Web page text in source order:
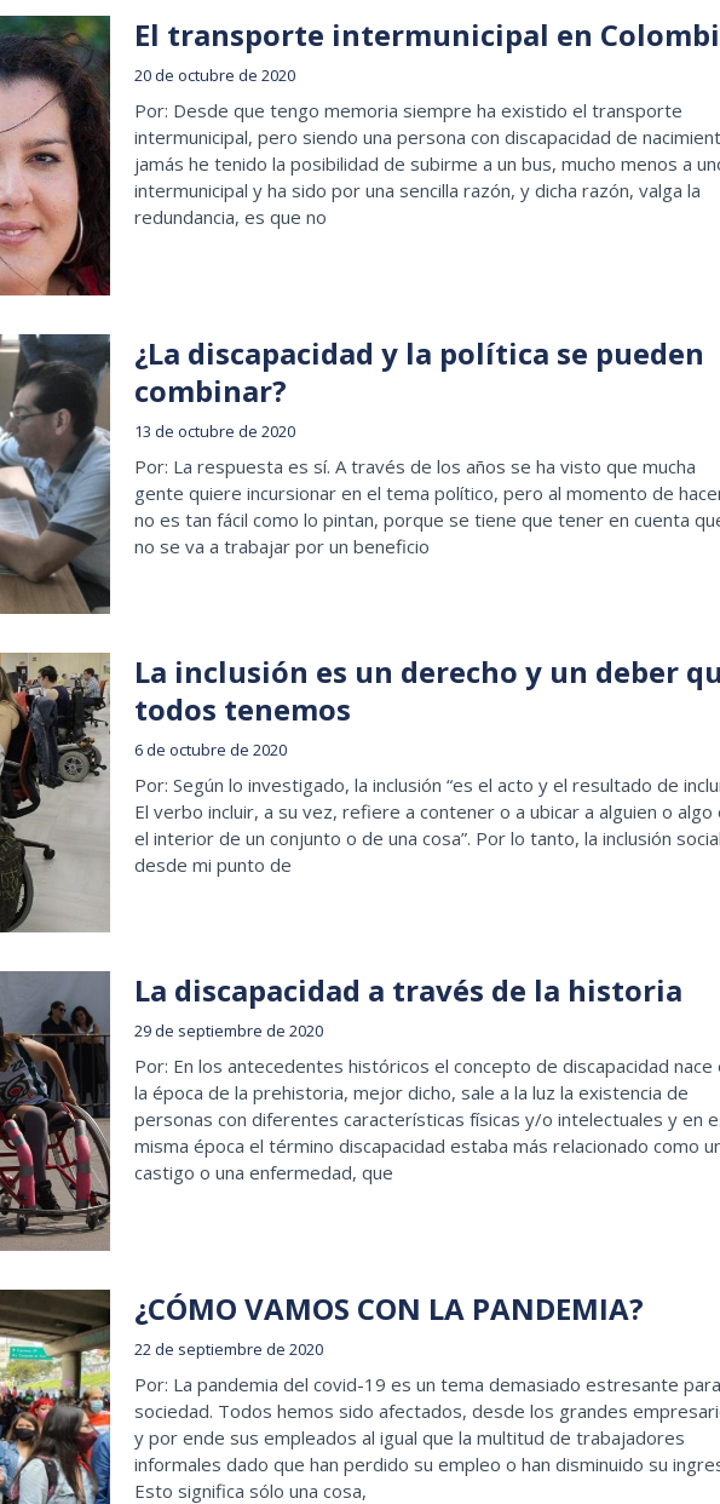
El transporte intermunicipal en
20 de octubre de 2020
Por: Desde que tengo memoria siempre ha existido el transporte
intermunicipal, pero siendo una persona con discapacidad de
jamás he tenido la posibilidad de subirme a un bus, mucho menos a
intermunicipal y ha sido por una sencilla razón, y dicha razón, valga la
redundancia, es que no
¿La discapacidad y la política se pueden
combinar?
13 de octubre de 2020
Por: La respuesta es sí. A través de los años se ha visto que mucha
gente quiere incursionar en el tema político, pero al momento de
no es tan fácil como lo pintan, porque se tiene que tener en cuenta
no se va a trabajar por un beneficio
La inclusión es un derecho y un deber
todos tenemos
6 de octubre de 2020
Por: Según lo investigado, la inclusión “es el acto y el resultado de
El verbo incluir, a su vez, refiere a contener o a ubicar a alguien o algo
el interior de un conjunto o de una cosa”. Por lo tanto, la inclusión social
desde mi punto de
La discapacidad a través de la historia
29 de septiembre de 2020
Por: En los antecedentes históricos el concepto de discapacidad nace
la época de la prehistoria, mejor dicho, sale a la luz la existencia de
personas con diferentes características físicas y/o intelectuales y en
misma época el término discapacidad estaba más relacionado como
castigo o una enfermedad, que
¿CÓMO VAMOS CON LA PANDEMIA?
22 de septiembre de 2020
Por: La pandemia del covid-19 es un tema demasiado estresante
sociedad. Todos hemos sido afectados, desde los grandes
y por ende sus empleados al igual que la multitud de trabajadores
informales dado que han perdido su empleo o han disminuido su
Esto significa sólo una cosa,